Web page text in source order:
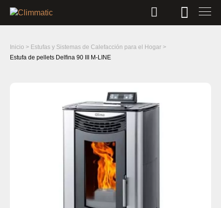
Inicio > Estufas y Sistemas de Calefacción para el Hogar >
Estufa de pellets Delfina 90 III M-LINE